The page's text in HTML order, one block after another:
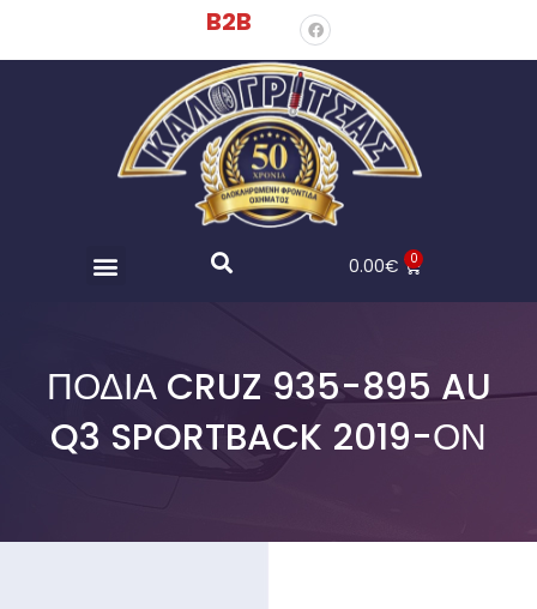
B2B
0.00€ 0
ΠΟΔΙΑ CRUZ 935-895 AU
Q3 SPORTBACK 2019-ΟΝ